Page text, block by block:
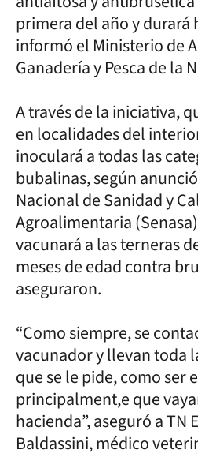
primera del año y durará
informó el Ministerio de
Ganadería y Pesca de la
A través de la iniciativa,
en localidades del
inoculará a todas las
bubalinas, según
Nacional de Sanidad y
Agroalimentaria
vacunará a las terneras
meses de edad contra
aseguraron.
“Como siempre, se
vacunador y llevan toda
que se le pide, como ser
principalment,e que
hacienda”, aseguró a
Baldassini, médico